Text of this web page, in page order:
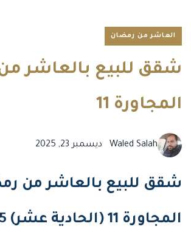
العاشر من رمضان
شقق للبيع بالعاشر
المجاورة 11
Waled Salah ديسمبر 23, 2025
شقق للبيع بالعاشر من